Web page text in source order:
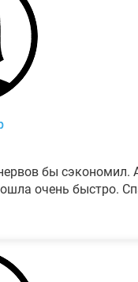
бы сэкономил.
очень быстро.